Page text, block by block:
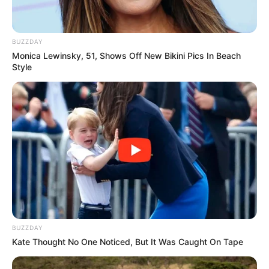
Álbuns revestidos com papéis para scrapbook
Ilhós – São aquelas pecinhas de metal que
BUZZDAY
Monica Lewinsky, 51, Shows Off New Bikini Pics In Beach
Style
BUZZDAY
Kate Thought No One Noticed, But It Was Caught On Tape